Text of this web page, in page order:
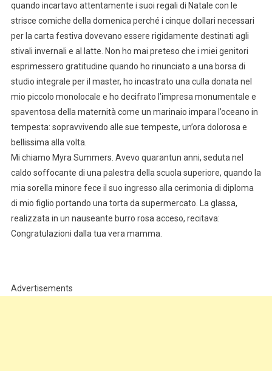
quando incartavo attentamente i suoi regali di Natale con le
strisce comiche della domenica perché i cinque dollari necessari
per la carta festiva dovevano essere rigidamente destinati agli
stivali invernali e al latte. Non ho mai preteso che i miei genitori
esprimessero gratitudine quando ho rinunciato a una borsa di
studio integrale per il master, ho incastrato una culla donata nel
mio piccolo monolocale e ho decifrato l’impresa monumentale e
spaventosa della maternità come un marinaio impara l’oceano in
tempesta: sopravvivendo alle sue tempeste, un’ora dolorosa e
bellissima alla volta.
Mi chiamo Myra Summers. Avevo quarantun anni, seduta nel
caldo soffocante di una palestra della scuola superiore, quando la
mia sorella minore fece il suo ingresso alla cerimonia di diploma
di mio figlio portando una torta da supermercato. La glassa,
realizzata in un nauseante burro rosa acceso, recitava:
Congratulazioni dalla tua vera mamma.
Advertisements